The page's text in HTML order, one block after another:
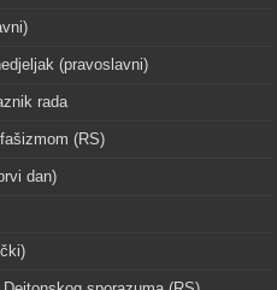
(pravoslavni)
rada
(RS)
dan)